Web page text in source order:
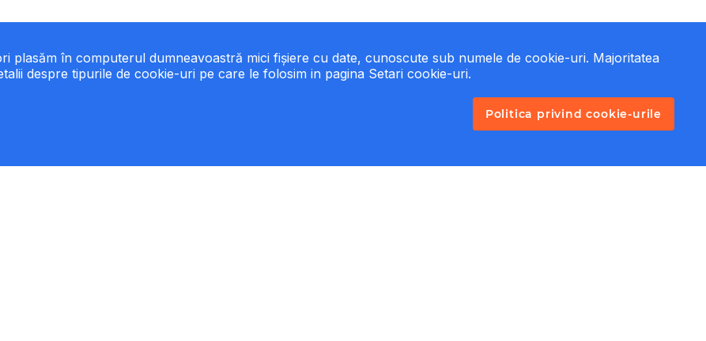
plasăm în computerul dumneavoastră mici fișiere cu date, cunoscute sub numele de cookie-uri. Majoritatea
despre tipurile de cookie-uri pe care le folosim in pagina Setari cookie-uri.
Politica privind cookie-urile